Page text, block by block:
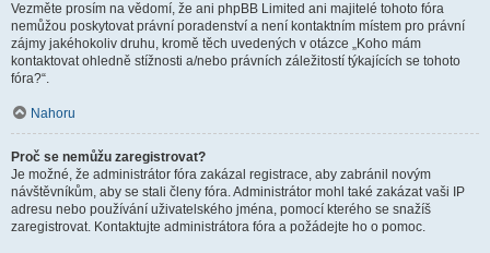
Vezměte prosím na vědomí, že ani phpBB Limited ani majitelé tohoto fóra
nemůžou poskytovat právní poradenství a není kontaktním místem pro právní
zájmy jakéhokoliv druhu, kromě těch uvedených v otázce „Koho mám
kontaktovat ohledně stížnosti a/nebo právních záležitostí týkajících se tohoto
fóra?“.
Nahoru
Proč se nemůžu zaregistrovat?
Je možné, že administrátor fóra zakázal registrace, aby zabránil novým
návštěvníkům, aby se stali členy fóra. Administrátor mohl také zakázat vaši IP
adresu nebo používání uživatelského jména, pomocí kterého se snažíš
zaregistrovat. Kontaktujte administrátora fóra a požádejte ho o pomoc.